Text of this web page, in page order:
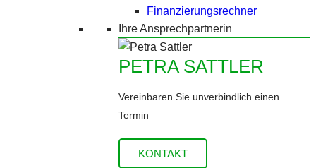
Finanzierungsrechner
Ihre Ansprechpartnerin
PETRA SATTLER
Vereinbaren Sie unverbindlich einen
Termin
KONTAKT